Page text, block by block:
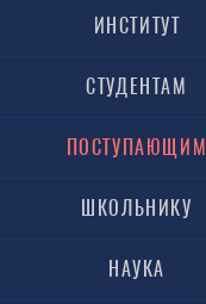
ИНСТИТУТ
СТУДЕНТАМ
ПОСТУПАЮЩИМ
ШКОЛЬНИКУ
НАУКА